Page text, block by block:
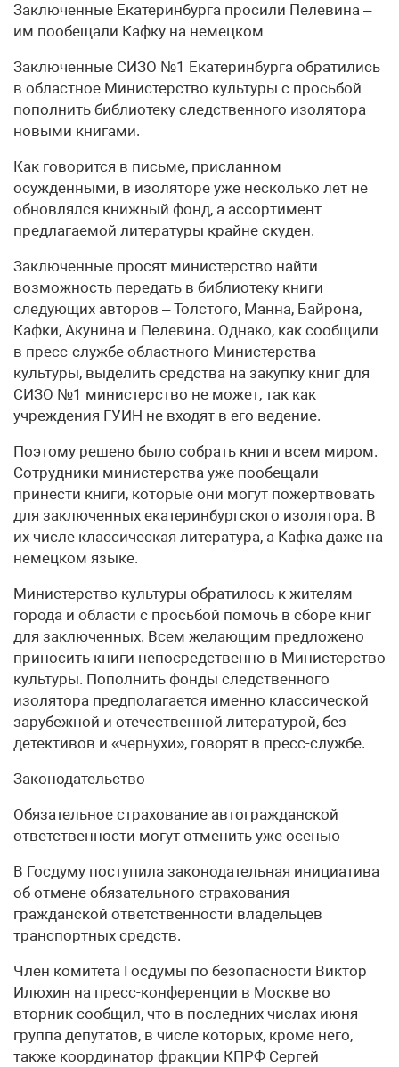
Заключенные Екатеринбурга просили Пелевина –
им пообещали Кафку на немецком
Заключенные СИЗО №1 Екатеринбурга обратились
в областное Министерство культуры с просьбой
пополнить библиотеку следственного изолятора
новыми книгами.
Как говорится в письме, присланном
осужденными, в изоляторе уже несколько лет не
обновлялся книжный фонд, а ассортимент
предлагаемой литературы крайне скуден.
Заключенные просят министерство найти
возможность передать в библиотеку книги
следующих авторов – Толстого, Манна, Байрона,
Кафки, Акунина и Пелевина. Однако, как сообщили
в пресс-службе областного Министерства
культуры, выделить средства на закупку книг для
СИЗО №1 министерство не может, так как
учреждения ГУИН не входят в его ведение.
Поэтому решено было собрать книги всем миром.
Сотрудники министерства уже пообещали
принести книги, которые они могут пожертвовать
для заключенных екатеринбургского изолятора. В
их числе классическая литература, а Кафка даже на
немецком языке.
Министерство культуры обратилось к жителям
города и области с просьбой помочь в сборе книг
для заключенных. Всем желающим предложено
приносить книги непосредственно в Министерство
культуры. Пополнить фонды следственного
изолятора предполагается именно классической
зарубежной и отечественной литературой, без
детективов и «чернухи», говорят в пресс-службе.
Законодательство
Обязательное страхование автогражданской
ответственности могут отменить уже осенью
В Госдуму поступила законодательная инициатива
об отмене обязательного страхования
гражданской ответственности владельцев
транспортных средств.
Член комитета Госдумы по безопасности Виктор
Илюхин на пресс-конференции в Москве во
вторник сообщил, что в последних числах июня
группа депутатов, в числе которых, кроме него,
также координатор фракции КПРФ Сергей